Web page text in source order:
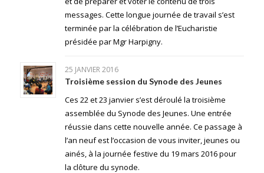
messages. Cette longue journée de travail s’est
terminée par la célébration de l’Eucharistie
présidée par Mgr Harpigny.
25 JANVIER 2016
Troisième session du Synode des Jeunes
Ces 22 et 23 janvier s’est déroulé la troisième
assemblée du Synode des Jeunes. Une entrée
réussie dans cette nouvelle année. Ce passage à
l’an neuf est l’occasion de vous inviter, jeunes ou
ainés, à la journée festive du 19 mars 2016 pour
la clôture du synode.